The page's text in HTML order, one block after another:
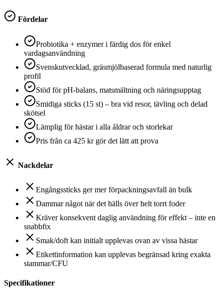
Fördelar
Probiotika + enzymer i färdig dos för enkel
vardagsanvändning
Svenskutvecklad, gräsmjölbaserad formula med naturlig
profil
Stöd för pH-balans, matsmältning och näringsupptag
Smidiga sticks (15 st) – bra vid resor, tävling och delad
skötsel
Lämplig för hästar i alla åldrar och storlekar
Pris från ca 425 kr gör det lätt att prova
Nackdelar
Engångssticks ger mer förpackningsavfall än bulk
Dammar något när det hälls över helt torrt foder
Kräver konsekvent daglig användning för effekt – inte en
snabbfix
Smak/doft kan initialt upplevas ovan av vissa hästar
Etikettinformation kan upplevas begränsad kring exakta
stammar/CFU
Specifikationer